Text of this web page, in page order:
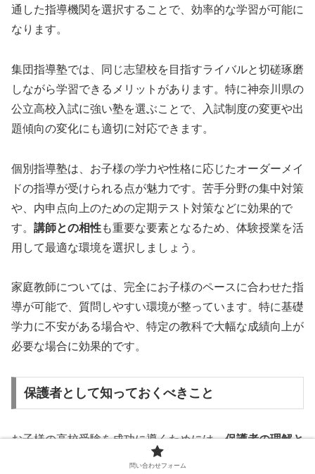
通した指導機関を選択することで、効率的な学習が可能に
なります。
集団指導塾では、同じ志望校を目指すライバルと切磋琢磨
しながら学習できるメリットがあります。特に神奈川県の
公立高校入試に強い塾を選ぶことで、入試制度の変更や出
題傾向の変化にも適切に対応できます。
個別指導塾は、お子様の学力や性格に応じたオーダーメイ
ドの指導が受けられる点が魅力です。苦手分野の集中対策
や、内申点向上のための定期テスト対策などに効果的で
す。 講師との相性も重要な要素となるため、体験授業を活
用して最適な環境を選択しましょう。
家庭教師については、完全にお子様のペースに合わせた指
導が可能で、質問しやすい環境が整っています。特に基礎
学力に不安がある場合や、特定の教科で大幅な成績向上が
必要な場合に効果的です。
保護者として知っておくべきこと
お子様の高校受験を成功に導くためには、保護者の理解と
が不可欠です。桐蔭学園高等学校の受験におい
問い合わせフォーム